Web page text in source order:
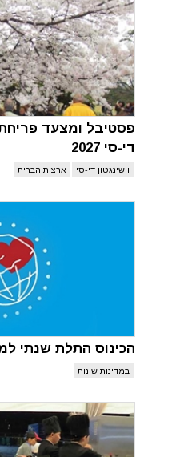
פסטיבל ומצעד פריחת
די-סי 2027
וושינגטון די-סי ארצות הברית
הכינוס התלת שנתי
במדינות שונות